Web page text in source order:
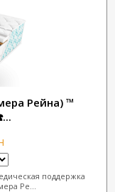
Рейна) ™
поддержка
Ре...